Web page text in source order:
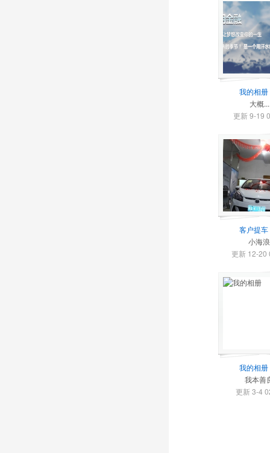
我的相册
大概...
更新 9-19
客户提车
小海浪
更新 12-20
我的相册
我本善
更新 3-4